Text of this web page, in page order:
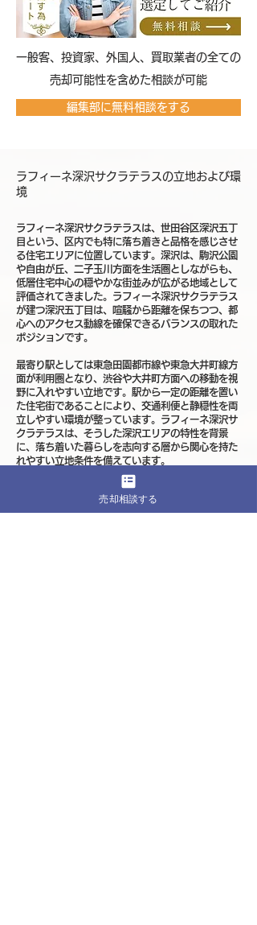
​一般客、投資家、外国人、買取業者の全ての
売却可能性を含めた相談が可能
編集部に無料相談をする
ラフィーネ深沢サクラテラスの立地および環
境
ラフィーネ深沢サクラテラスは、世田谷区深沢五丁
目という、区内でも特に落ち着きと品格を感じさせ
る住宅エリアに位置しています。深沢は、駒沢公園
や自由が丘、二子玉川方面を生活圏としながらも、
低層住宅中心の穏やかな街並みが広がる地域として
評価されてきました。ラフィーネ深沢サクラテラス
が建つ深沢五丁目は、喧騒から距離を保ちつつ、都
心へのアクセス動線を確保できるバランスの取れた
ポジションです。
最寄り駅としては東急田園都市線や東急大井町線方
面が利用圏となり、渋谷や大井町方面への移動を視
野に入れやすい立地です。駅から一定の距離を置い
た住宅街であることにより、交通利便と静穏性を両
立しやすい環境が整っています。ラフィーネ深沢サ
クラテラスは、そうした深沢エリアの特性を背景
に、落ち着いた暮らしを志向する層から関心を持た
れやすい立地条件を備えています。
深沢五丁目周辺は、戸建住宅や低層マンションが整
然と並ぶ成熟した住宅街です。大規模再開発が進む
エリアとは異なり、街の方向性が急激に変わりにく
売却相談する